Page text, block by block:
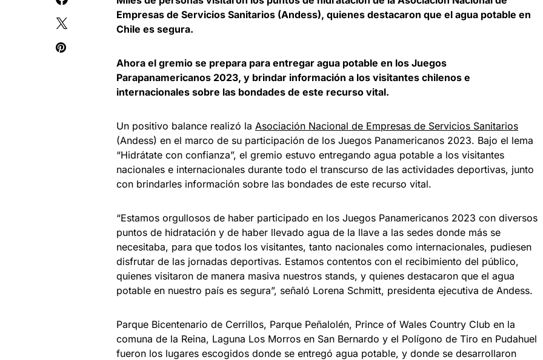
Empresas de Servicios Sanitarios (Andess), quienes destacaron que el agua potable en
Chile es segura.
Ahora el gremio se prepara para entregar agua potable en los Juegos
Parapanamericanos 2023, y brindar información a los visitantes chilenos e
internacionales sobre las bondades de este recurso vital.
Un positivo balance realizó la Asociación Nacional de Empresas de Servicios Sanitarios
(Andess) en el marco de su participación de los Juegos Panamericanos 2023. Bajo el lema
“Hidrátate con confianza”, el gremio estuvo entregando agua potable a los visitantes
nacionales e internacionales durante todo el transcurso de las actividades deportivas, junto
con brindarles información sobre las bondades de este recurso vital.
“Estamos orgullosos de haber participado en los Juegos Panamericanos 2023 con diversos
puntos de hidratación y de haber llevado agua de la llave a las sedes donde más se
necesitaba, para que todos los visitantes, tanto nacionales como internacionales, pudiesen
disfrutar de las jornadas deportivas. Estamos contentos con el recibimiento del público,
quienes visitaron de manera masiva nuestros stands, y quienes destacaron que el agua
potable en nuestro país es segura”, señaló Lorena Schmitt, presidenta ejecutiva de Andess.
Parque Bicentenario de Cerrillos, Parque Peñalolén, Prince of Wales Country Club en la
comuna de la Reina, Laguna Los Morros en San Bernardo y el Polígono de Tiro en Pudahuel
fueron los lugares escogidos donde se entregó agua potable, y donde se desarrollaron